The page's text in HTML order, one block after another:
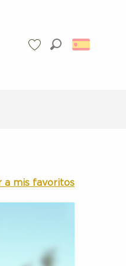
favoris
a mis favoritos